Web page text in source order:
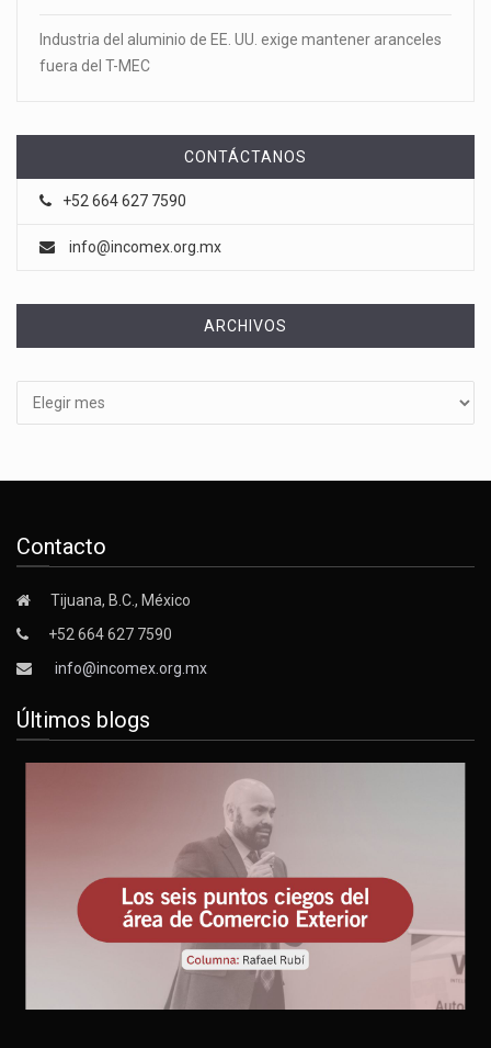
Industria del aluminio de EE. UU. exige mantener aranceles
fuera del T-MEC
CONTÁCTANOS
+52 664 627 7590
info@incomex.org.mx
ARCHIVOS
Contacto
Tijuana, B.C., México
+52 664 627 7590
info@incomex.org.mx
Últimos blogs